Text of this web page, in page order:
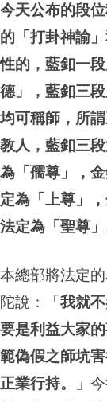
今天公布的段
的「打卦神諭
性的，藍釦一
德」，藍釦三
均可稱師，所
教人，藍釦三
為「孺尊」，
定為「上尊」
法定為「聖尊」
本總部將法定
陀說：「我就
要是利益大家
範偽假之師坑
正業行持。
」